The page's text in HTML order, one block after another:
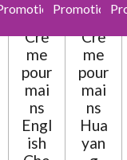
Crè
me
pour
mai
ns
Engl
ish
Promotion
Crè
me
pour
mai
ns
Hua
yan